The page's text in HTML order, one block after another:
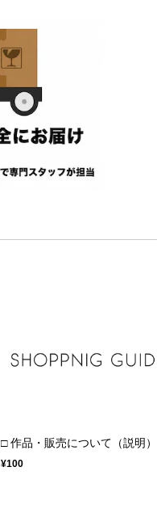
□ 作品・販売について（説明）
¥100